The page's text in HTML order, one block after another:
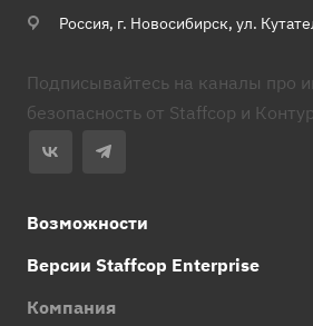
Россия, г. Новосибирск, ул.
Подписывайтесь на каналы про
безопасность от Staffcop и
Возможности
Версии Staffcop Enterprise
Компания